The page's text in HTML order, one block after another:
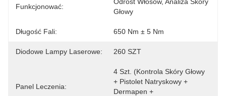
Funkcjonować:
Głowy
Długość Fali: 650 Nm ± 5 Nm
Diodowe Lampy Laserowe: 260 SZT
Panel Leczenia:
4 Szt. (kontrola Skóry Głowy
+ Pistolet Natryskowy +
Dermapen +